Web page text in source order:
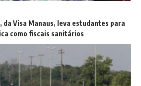
da Visa Manaus, leva estudantes para
como fiscais sanitários